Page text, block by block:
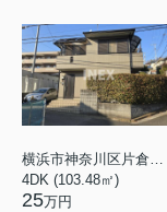
4DK (103.48㎡)
25万円